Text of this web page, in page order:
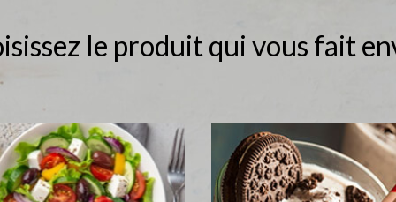
le produit qui vous fait